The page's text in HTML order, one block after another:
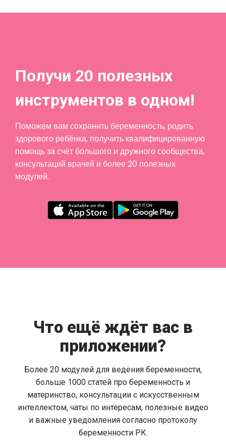
Получи 20 полезных
инструментов в одном!
Поможем вам сохранить беременность, родить
здорового ребёнка, получить квалифицированную
помощь за счёт большого и дружного сообщества,
консультаций врачей и более 20 полезных
модулей.
Что ещё ждёт вас в
приложении?
Более 20 модулей для ведения беременности,
больше 1000 статей про беременность и
материнство, консультации с искусственным
интеллектом, чаты по интересам, полезные видео
и важные уведомления согласно протоколу
беременности РК.